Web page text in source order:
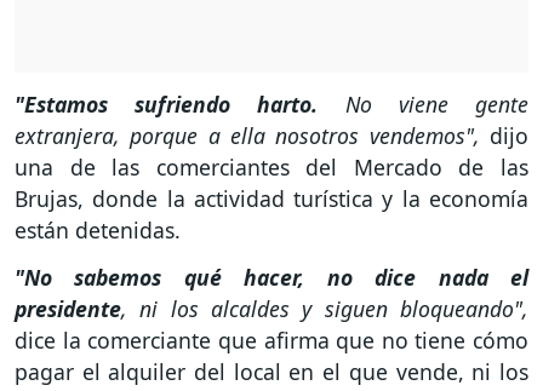
"Estamos sufriendo harto. No viene gente
extranjera, porque a ella nosotros vendemos", dijo
una de las comerciantes del Mercado de las
Brujas, donde la actividad turística y la economía
están detenidas.
"No sabemos qué hacer, no dice nada el
presidente, ni los alcaldes y siguen bloqueando",
dice la comerciante que afirma que no tiene cómo
pagar el alquiler del local en el que vende, ni los